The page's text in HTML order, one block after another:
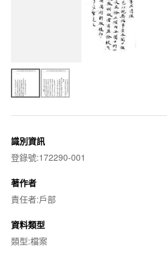
識別資訊
登錄號:172290-001
著作者
責任者:戶部
資料類型
類型:檔案